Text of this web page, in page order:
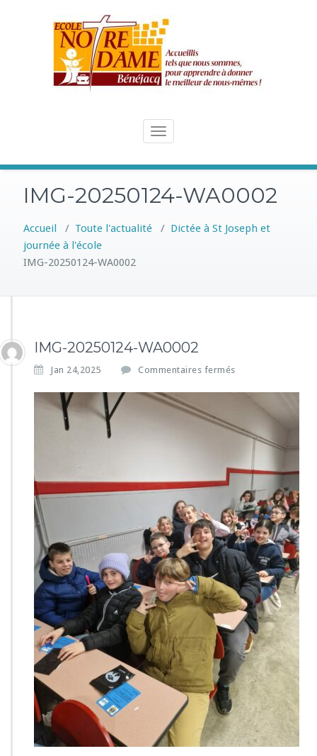
Toggle
IMG-20250124-WA0002
Accueil / Toute l'actualité / Dictée à St Joseph et
journée à l'école
IMG-20250124-WA0002
IMG-20250124-WA0002
Jan 24,2025 Commentaires fermés
M
G
2
2
5
0
1
2
4
-
W
A
0
0
0
2